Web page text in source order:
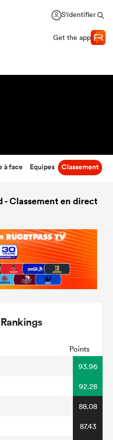
S'identifier
Get the app
à face Equipes Classement
- Classement en direct
Points
93.96
92.28
88.08
87.43